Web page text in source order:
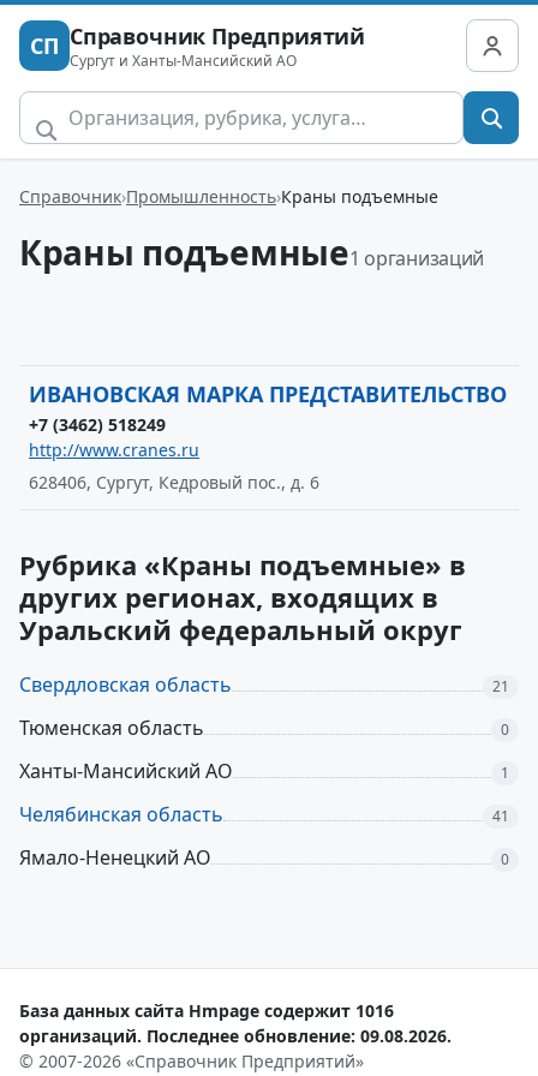
СП Справочник Предприятий
Сургут и Ханты-Мансийский АО
Справочник Промышленность Краны подъемные
Краны подъемные1 организаций
ИВАНОВСКАЯ МАРКА ПРЕДСТАВИТЕЛЬСТВО
+7 (3462) 518249
http://www.cranes.ru
628406, Сургут, Кедровый пос., д. 6
Рубрика «Краны подъемные» в
других регионах, входящих в
Уральский федеральный округ
Свердловская область 21
Тюменская область 0
Ханты-Мансийский АО 1
Челябинская область 41
Ямало-Ненецкий АО 0
База данных сайта Hmpage содержит 1016
организаций. Последнее обновление: 09.08.2026.
© 2007-2026 «Справочник Предприятий»